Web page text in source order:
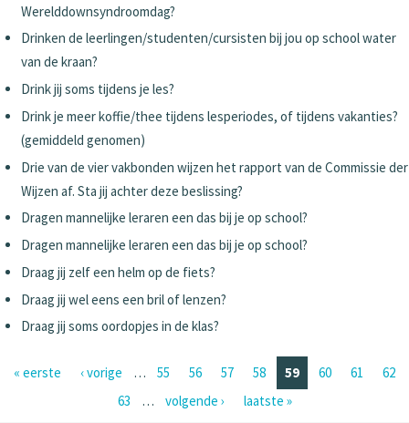
Werelddownsyndroomdag?
Drinken de leerlingen/studenten/cursisten bij jou op school water
van de kraan?
Drink jij soms tijdens je les?
Drink je meer koffie/thee tijdens lesperiodes, of tijdens vakanties?
(gemiddeld genomen)
Drie van de vier vakbonden wijzen het rapport van de Commissie der
Wijzen af. Sta jij achter deze beslissing?
Dragen mannelijke leraren een das bij je op school?
Dragen mannelijke leraren een das bij je op school?
Draag jij zelf een helm op de fiets?
Draag jij wel eens een bril of lenzen?
Draag jij soms oordopjes in de klas?
« eerste ‹ vorige … 55 56 57 58 59 60 61
62
63
… volgende › laatste »